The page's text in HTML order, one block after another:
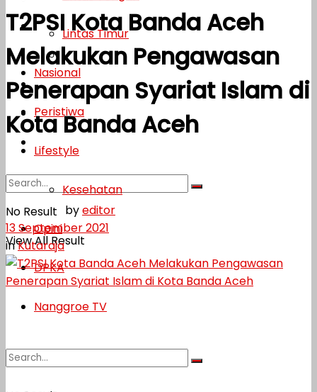
Lifestyle
Kesehatan
Opini
DPKA
Nanggroe TV
No Result
View All Result
Lintas Timur
Nasional
Peristiwa
Lifestyle
Kesehatan
Opini
DPKA
Nanggroe TV
T2PSI Kota Banda Aceh
Melakukan Pengawasan
Penerapan Syariat Islam di
Kota Banda Aceh
byeditor
13 September 2021
inKutaraja